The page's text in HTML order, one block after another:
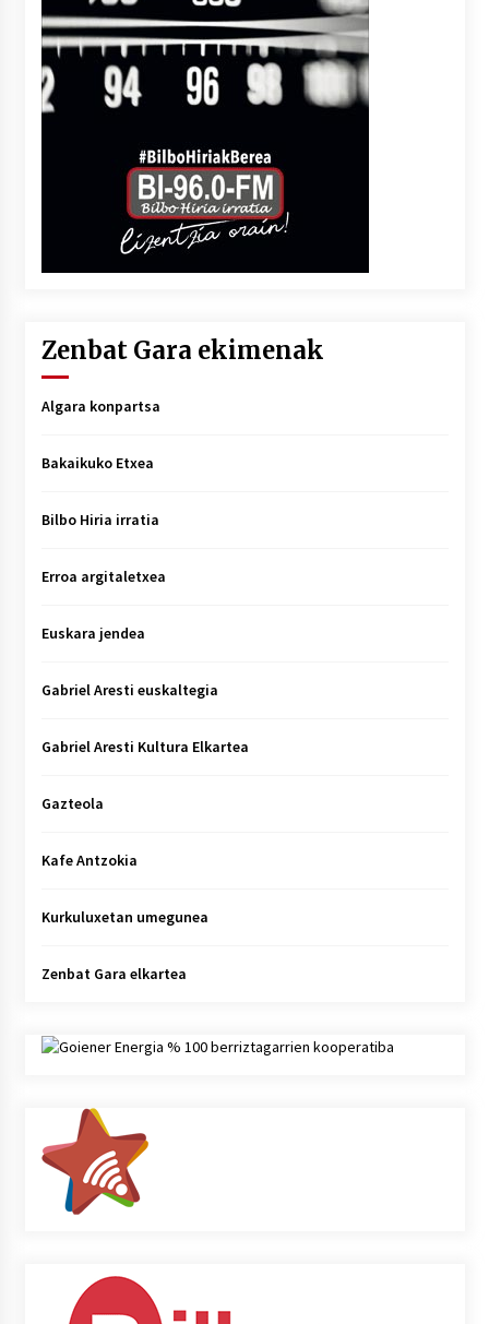
Zenbat Gara ekimenak
Algara konpartsa
Bakaikuko Etxea
Bilbo Hiria irratia
Erroa argitaletxea
Euskara jendea
Gabriel Aresti euskaltegia
Gabriel Aresti Kultura Elkartea
Gazteola
Kafe Antzokia
Kurkuluxetan umegunea
Zenbat Gara elkartea